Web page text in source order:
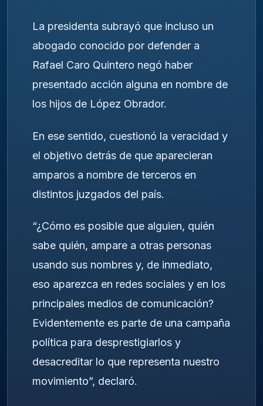
La presidenta subrayó que incluso un
abogado conocido por defender a
Rafael Caro Quintero negó haber
presentado acción alguna en nombre de
los hijos de López Obrador.
En ese sentido, cuestionó la veracidad y
el objetivo detrás de que aparecieran
amparos a nombre de terceros en
distintos juzgados del país.
“¿Cómo es posible que alguien, quién
sabe quién, ampare a otras personas
usando sus nombres y, de inmediato,
eso aparezca en redes sociales y en los
principales medios de comunicación?
Evidentemente es parte de una campaña
política para desprestigiarlos y
desacreditar lo que representa nuestro
movimiento”, declaró.